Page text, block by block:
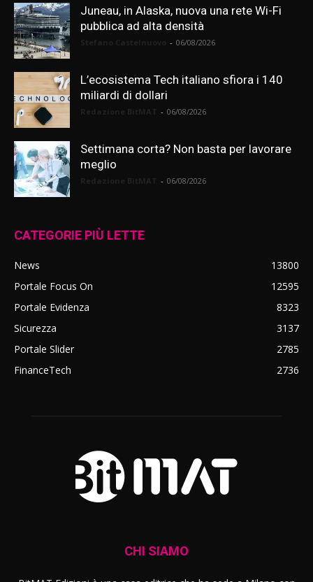
Juneau, in Alaska, nuova una rete Wi-Fi
pubblica ad alta densità
- 06/08/2026
L’ecosistema Tech italiano sfiora i 140
miliardi di dollari
- 06/08/2026
Settimana corta? Non basta per lavorare
meglio
- 06/08/2026
CATEGORIE PIÙ LETTE
News
13800
Portale Focus On
12595
Portale Evidenza
8323
Sicurezza
3137
Portale Slider
2785
FinanceTech
2736
CHI SIAMO